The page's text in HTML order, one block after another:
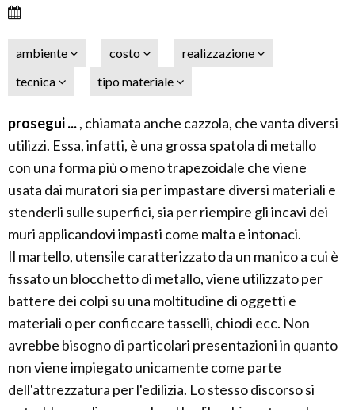
ambiente costo
realizzazione
tecnica
tipo materiale
prosegui ..., chiamata anche cazzola, che vanta diversi
utilizzi. Essa, infatti, è una grossa spatola di metallo
con una forma più o meno trapezoidale che viene
usata dai muratori sia per impastare diversi materiali e
stenderli sulle superfici, sia per riempire gli incavi dei
muri applicandovi impasti come malta e intonaci.
Il martello, utensile caratterizzato da un manico a cui è
fissato un blocchetto di metallo, viene utilizzato per
battere dei colpi su una moltitudine di oggetti e
materiali o per conficcare tasselli, chiodi ecc. Non
avrebbe bisogno di particolari presentazioni in quanto
non viene impiegato unicamente come parte
dell'attrezzatura per l'edilizia. Lo stesso discorso si